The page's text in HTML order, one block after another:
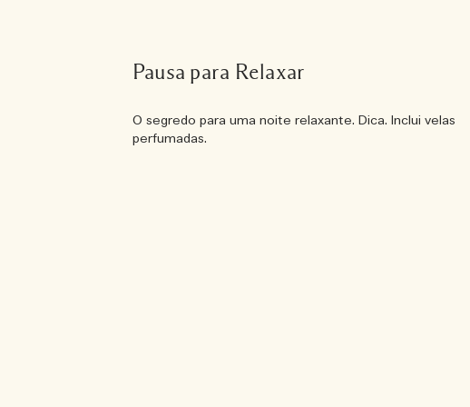
Pausa para Relaxar
O segredo para uma noite relaxante. Dica. Inclui velas
perfumadas.